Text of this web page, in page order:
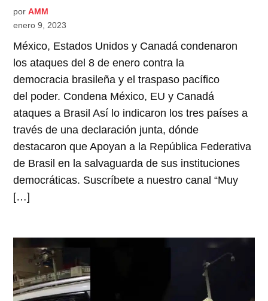
por AMM
enero 9, 2023
México, Estados Unidos y Canadá condenaron
los ataques del 8 de enero contra la
democracia brasileña y el traspaso pacífico
del poder. Condena México, EU y Canadá
ataques a Brasil Así lo indicaron los tres países a
través de una declaración junta, dónde
destacaron que Apoyan a la República Federativa
de Brasil en la salvaguarda de sus instituciones
democráticas. Suscríbete a nuestro canal “Muy
[…]